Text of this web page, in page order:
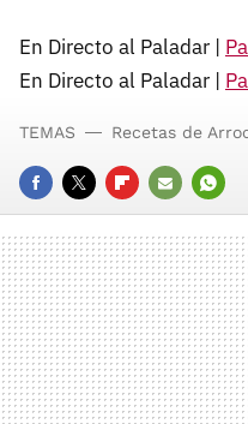
En Directo al Paladar |
En Directo al Paladar |
FACEBOOK
TWITTERFLIPBOARD
E-
MAIL
TEMAS Recetas de